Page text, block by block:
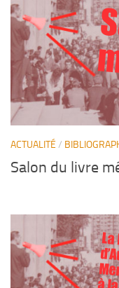
ACTUALITÉ /
Salon du livre